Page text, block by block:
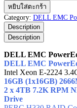
DELL
EMC
PowerEdge
R240
ชิ้น
หยิบใส่ตะกร้า
Category: DELL EMC
Description
Description
DELL EMC
DELL EMC
Intel Xeon E-2224
16GB (1x16GB)
2 x 4TB 7.2K RPM
Drive